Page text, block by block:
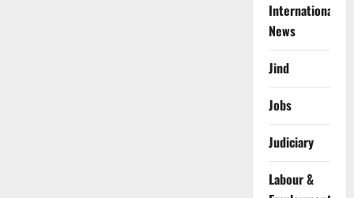
International
News
Jind
Jobs
Judiciary
Labour &